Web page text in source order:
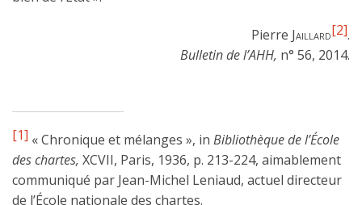
Pierre Jaillard[2].
Bulletin de l’AHH, n° 56, 2014.
[1] « Chronique et mélanges », in Bibliothèque de l’École
des chartes, XCVII, Paris, 1936, p. 213-224, aimablement
communiqué par Jean-Michel Leniaud, actuel directeur
de l’École nationale des chartes.